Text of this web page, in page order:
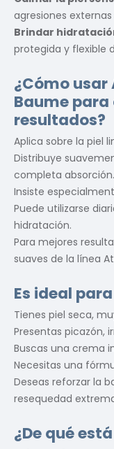
agresiones
Brindar
protegida y flexible
¿Cómo
Baume
resultados?
Aplica sobre la piel
Distribuye
completa absorción.
Insiste
Puede utilizarse
hidratación.
Para mejores
suaves de la línea
Es ideal
Tienes piel seca,
Presentas picazón,
Buscas una crema
Necesitas una
Deseas reforzar la
resequedad
¿De qué